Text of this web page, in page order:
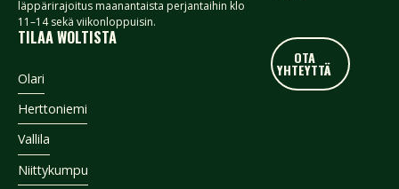
Footer
läppärirajoitus maanantaista perjantaihin klo
11–14 sekä viikonloppuisin.
TILAA WOLTISTA
Olari
Herttoniemi
Vallila
Niittykumpu
OTA YHTEYTTÄ
OTA
YHTEYTTÄ